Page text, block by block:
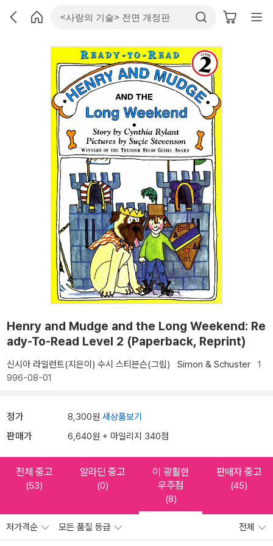
Henry and Mudge and the Long Weekend: Re
ady-To-Read Level 2 (Paperback, Reprint)
신시아 라일런트(지은이) 수시 스티븐슨(그림) Simon & Schuster 1
996-08-01
정가 8,300원 새상품보기
판매가 6,640원 + 마일리지 340점
전체 중고
(53)
알라딘 중고
(0)
이 광활한
우주점
(8)
판매자 중고
(45)
저가격순 모든 품질 등급 전체